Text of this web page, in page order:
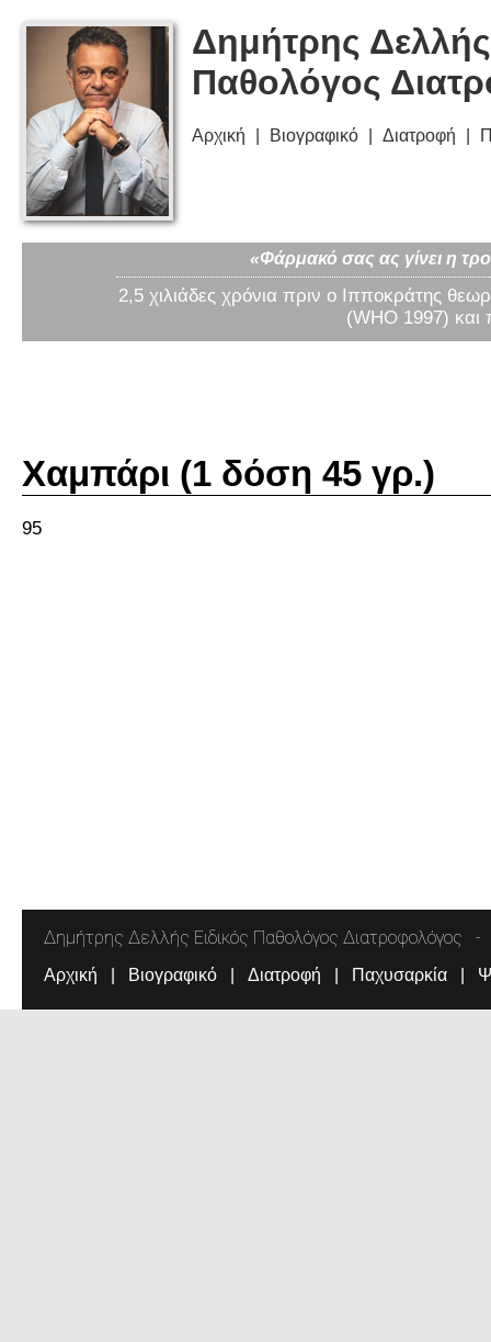
Δημήτρης
Παθολόγος
Αρχική Βιογραφικό Διατροφή
«Φάρμακό σας ας γίνει η
2,5 χιλιάδες χρόνια πριν ο Ιπποκράτης
(WHO 1997) και
Χαμπάρι (1 δόση 45 γρ.)
95
Δημήτρης Δελλής Ειδικός Παθολόγος Διατροφολόγος
Αρχική Βιογραφικό Διατροφή Παχυσαρκία